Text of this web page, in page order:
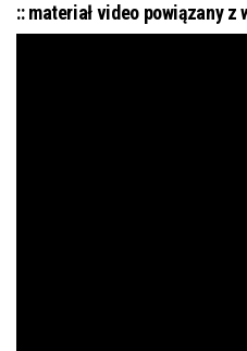
:: materiał video powiązany z